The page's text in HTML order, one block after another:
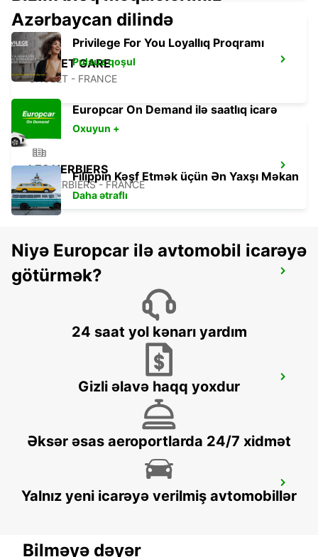
CHOLET GARE
CHOLET - FRANCE
LES HERBIERS
LES HERBIERS - FRANCE
NIORT
SAUMUR GARE SNCF
SAUMUR - FRANCE
NIORT EST
NIORT - FRANCE
Azərbaycan dilində
Privilege For You Loyallıq Proqramı
Pulsuz qoşul
Europcar On Demand ilə saatlıq icarə
Oxuyun +
Filippin Kəşf Etmək üçün Ən Yaxşı Məkan
Daha ətraflı
Niyə Europcar ilə avtomobil icarəyə
götürmək?
24 saat yol kənarı yardım
Gizli əlavə haqq yoxdur
Əksər əsas aeroportlarda 24/7 xidmət
Yalnız yeni icarəyə verilmiş avtomobillər
Bilməyə dəyər